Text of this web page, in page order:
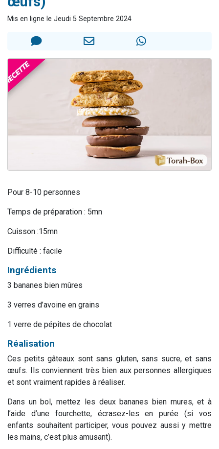
2 nouvelles musiques dans Torah-Box Music
8 personnes viennent de faire un don pour Tsédaka : pauvres d'Israel
Mis en ligne le Jeudi 5 Septembre 2024
Pour 8-10 personnes
Temps de préparation : 5mn
Cuisson :15mn
Difficulté : facile
Ingrédients
3 bananes bien mûres
3 verres d’avoine en grains
1 verre de pépites de chocolat
Réalisation
Ces petits gâteaux sont sans gluten, sans sucre, et sans
œufs. Ils conviennent très bien aux personnes allergiques
et sont vraiment rapides à réaliser.
Dans un bol, mettez les deux bananes bien mures, et à
l’aide d’une fourchette, écrasez-les en purée (si vos
enfants souhaitent participer, vous pouvez aussi y mettre
les mains, c’est plus amusant).